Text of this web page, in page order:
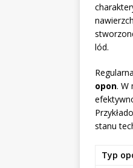
lód.
opon. W
stanu
Typ